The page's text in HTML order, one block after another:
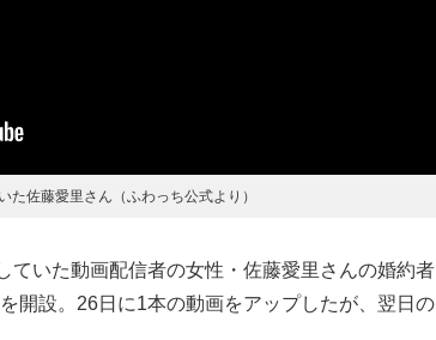
佐藤愛里さん（ふわっち公式より）
いた動画配信者の女性・佐藤愛里さんの婚約者
開設。26日に1本の動画をアップしたが、翌日の